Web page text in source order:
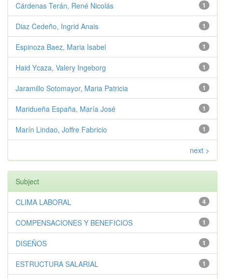
1
Cárdenas Terán, René Nicolás
1
Diaz Cedeño, Ingrid Anais
1
Espinoza Baez, Maria Isabel
1
Haid Ycaza, Valery Ingeborg
1
Jaramillo Sotomayor, Maria Patricia
1
Maridueña España, María José
1
Marín Lindao, Joffre Fabricio
next >
Subject
4
CLIMA LABORAL
1
COMPENSACIONES Y BENEFICIOS
1
DISEÑOS
1
ESTRUCTURA SALARIAL